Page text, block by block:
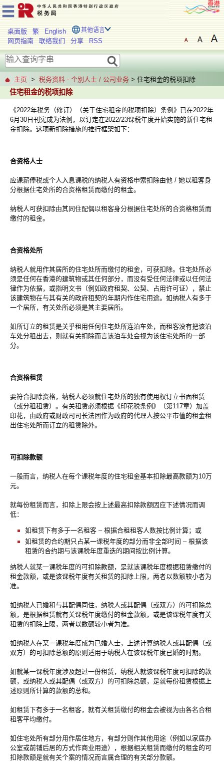
桌面版 繁 English 其他语言
网页指南 联络我们 分享 RSS
主页 > 税务资料 - 个别人士 / 公司业务 > 住宅租金的税项扣除
住宅租金的税项扣除
《2022年税务（修订）（关于住宅租金的税项扣除）条例》已在2022年
6月30日刊宪成为法例，以订定在2022/23课税年度开始实施的新住宅租
金扣除。这项新扣除措施的推行框架如下：
合资格人士
应课薪俸税或个人入息课税的纳税人有资格申索扣除由他 / 她以租客身
分根据住宅处所的合资格租赁而缴付的租金。
纳税人可获扣除由其同住配偶以租客身分根据住宅处所的合资格租赁而
缴付的租金。
合资格处所
纳税人就用作其居所的住宅处所而缴付的租金，可获扣除。住宅处所必
须是任何在香港的建筑物或其任何部分，而没有受任何法律或以任何法
律作为依据，或指明文书（例如政府租契、公契、占用许可证），禁止
该建筑物在与其有关的政府租契的年期内作住宅用途。如纳税人有多于
一个居所，有关处所必须是其主要居所。
如所订立的租赁是关乎租用任何住宅处所连泊车处，而租客没有把该泊
车处分租出去，则就有关扣除而言该泊车处会视为该住宅处所的一部
分。
合资格租赁
要符合扣除资格，纳税人必须就住宅处所的独有使用权订立书面租赁
（或分租租赁）。有关租赁必须根据《印花税条例》（第117章）加盖
印花，由政府或财政司司长法团作为政府的代理人按公平市值的租金租
出住宅处所而订立的租赁除外。
可扣除款额
一般而言，纳税人在每个课税年度的住宅租金基本扣除最高款额为10万
元。
就每份租赁而言，扣除上限会按上述最高扣除款额因应下述情况而调
低：
如租赁下有多于一名租客 – 根据合租租客人数按比例计算；或
如租赁的合约期只占某一课税年度的部分而非全部时间 – 根据该
租赁的合约期与该课税年度重迭的期间按比例计算。
纳税人就某一课税年度的可扣除款额，是就该课税年度根据租赁缴付的
租金款额，或是该课税年度有关租赁的扣除上限，两者以数额较小者为
准。
如纳税人已婚和与其配偶同住，纳税人或其配偶（或双方）的可扣除总
额，是根据租赁就有关课税年度缴付的租金款额，或是该课税年度有关
租赁的扣除上限，两者以数额较小者为准。
如纳税人在某一课税年度成为已婚人士，上述计算纳税人或其配偶（或
双方）的可扣除总额的原则适用于纳税人在该课税年度已婚的时期。
如就某一课税年度涉及超过一份租赁，纳税人就该课税年度可扣除的款
额，或纳税人或其配偶（或双方）的可扣除总额，是就每份租赁根据上
述原则所计算的款额的总和。
如租赁下有多于一名租客，就有关租赁缴付的租金会被视为由各名合租
租客平均缴付。
如住宅处所有部分用作居住地方，有部分则作其他用途（例如以家居办
公室或前铺后居的方式作商业用途），根据相关租赁而缴付的租金的可
扣除款额是就有关个案的情况而言属合理的有关部分款额。